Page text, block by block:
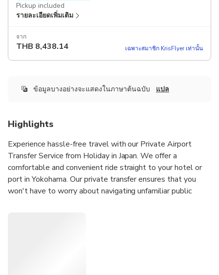
Pickup included
รายละเอียดเพิ่มเติม
จาก
THB 8,438.14 เฉพาะสมาชิก KrisFlyer เท่านั้น
ข้อมูลบางอย่างจะแสดงในภาษาต้นฉบับ แปล
Highlights
Experience hassle-free travel with our Private Airport
Transfer Service from Holiday in Japan. We offer a
comfortable and convenient ride straight to your hotel or
port in Yokohama. Our private transfer ensures that you
won't have to worry about navigating unfamiliar public